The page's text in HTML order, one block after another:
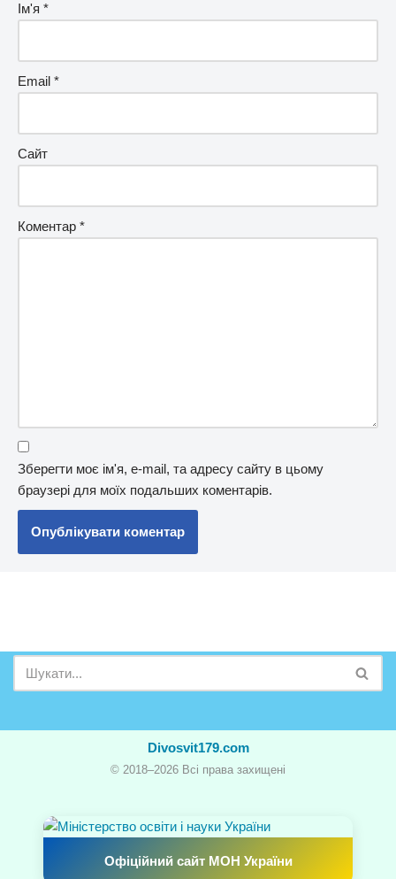
Ім'я *
Email *
Сайт
Коментар *
Зберегти моє ім'я, e-mail, та адресу сайту в цьому
браузері для моїх подальших коментарів.
Divosvit179.com
© 2018–2026 Всі права захищені
Офіційний сайт МОН України